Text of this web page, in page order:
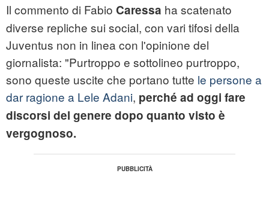
Il commento di Fabio Caressa ha scatenato
diverse repliche sui social, con vari tifosi della
Juventus non in linea con l'opinione del
giornalista: "Purtroppo e sottolineo purtroppo,
sono queste uscite che portano tutte le persone a
dar ragione a Lele Adani, perché ad oggi fare
discorsi del genere dopo quanto visto è
vergognoso.